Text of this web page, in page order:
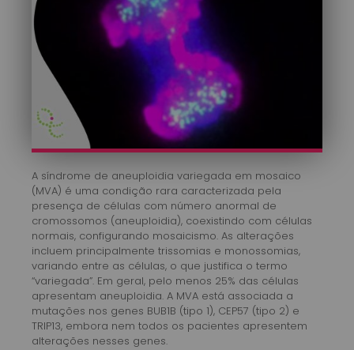
A síndrome de aneuploidia variegada em mosaico
(MVA) é uma condição rara caracterizada pela
presença de células com número anormal de
cromossomos (aneuploidia), coexistindo com células
normais, configurando mosaicismo. As alterações
incluem principalmente trissomias e monossomias,
variando entre as células, o que justifica o termo
“variegada”. Em geral, pelo menos 25% das células
apresentam aneuploidia. A MVA está associada a
mutações nos genes BUB1B (tipo 1), CEP57 (tipo 2) e
TRIP13, embora nem todos os pacientes apresentem
alterações nesses genes.